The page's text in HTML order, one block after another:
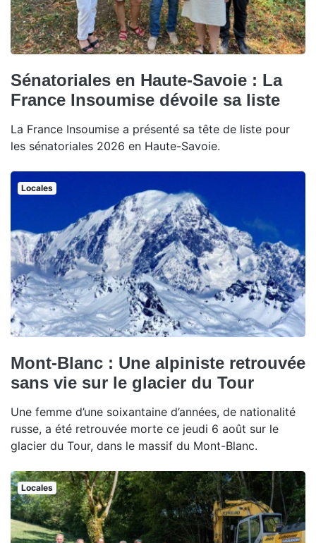
Sénatoriales en Haute-Savoie : La
France Insoumise dévoile sa liste
La France Insoumise a présenté sa tête de liste pour
les sénatoriales 2026 en Haute-Savoie.
Locales
Mont-Blanc : Une alpiniste retrouvée
sans vie sur le glacier du Tour
Une femme d’une soixantaine d’années, de nationalité
russe, a été retrouvée morte ce jeudi 6 août sur le
glacier du Tour, dans le massif du Mont-Blanc.
Locales